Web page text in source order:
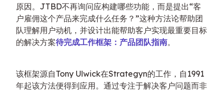
原因。JTBD不再询问应构建哪些功能，而是提出“客
户雇佣这个产品来完成什么任务？”这种方法论帮助团
队理解用户动机，并设计出能帮助客户实现最重要目标
的解决方案待完成工作框架：产品团队指南。
该框架源自Tony Ulwick在Strategyn的工作，自1991
年起该方法便得到应用。通过专注于解决客户问题而非